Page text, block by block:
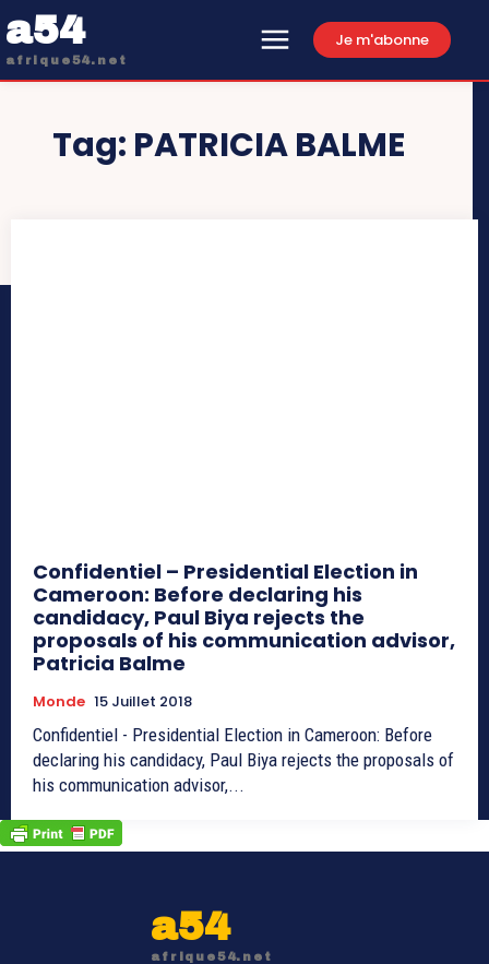
a54
afrique54.net
Je m'abonne
Tag: PATRICIA BALME
Confidentiel – Presidential Election in
Cameroon: Before declaring his
candidacy, Paul Biya rejects the
proposals of his communication advisor,
Patricia Balme
Monde 15 Juillet 2018
Confidentiel - Presidential Election in Cameroon: Before
declaring his candidacy, Paul Biya rejects the proposals of
his communication advisor,...
a54
afrique54.net